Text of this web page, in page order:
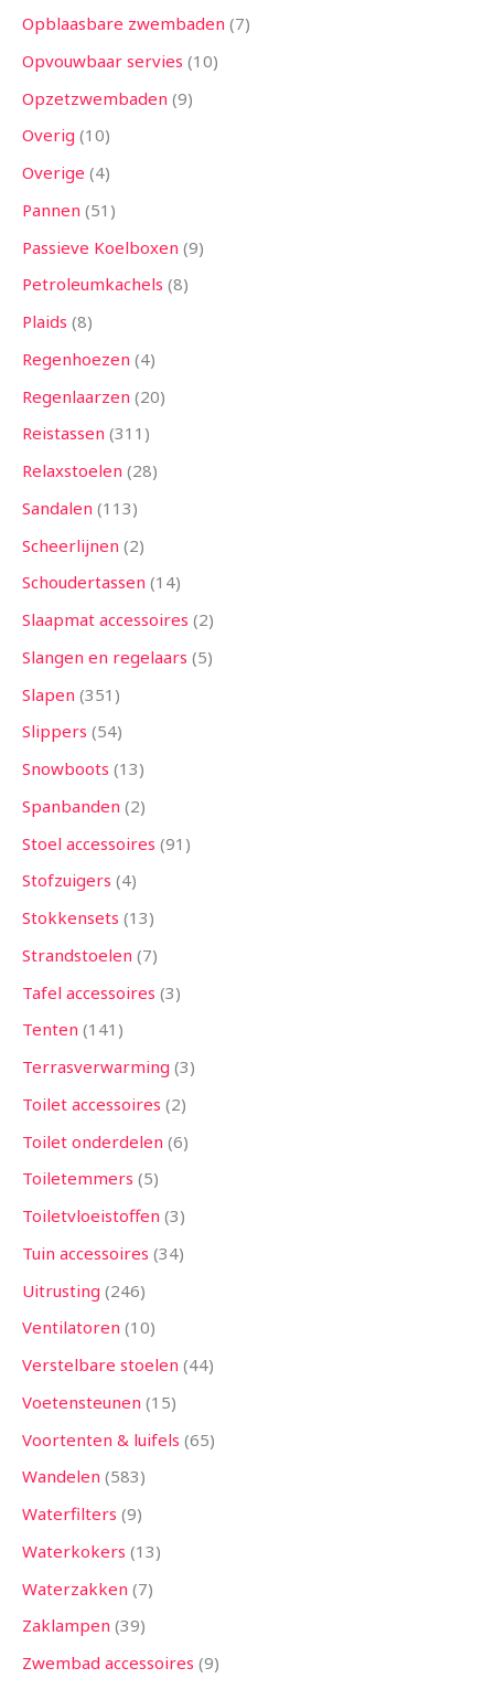
Opblaasbare zwembaden 7
Opvouwbaar servies 10
Opzetzwembaden 9
Overig 10
Overige 4
Pannen 51
Passieve Koelboxen 9
Petroleumkachels 8
Plaids 8
Regenhoezen 4
Regenlaarzen 20
Reistassen 311
Relaxstoelen 28
Sandalen 113
Scheerlijnen 2
Schoudertassen 14
Slaapmat accessoires 2
Slangen en regelaars 5
Slapen 351
Slippers 54
Snowboots 13
Spanbanden 2
Stoel accessoires 91
Stofzuigers 4
Stokkensets 13
Strandstoelen 7
Tafel accessoires 3
Tenten 141
Terrasverwarming 3
Toilet accessoires 2
Toilet onderdelen 6
Toiletemmers 5
Toiletvloeistoffen 3
Tuin accessoires 34
Uitrusting 246
Ventilatoren 10
Verstelbare stoelen 44
Voetensteunen 15
Voortenten & luifels 65
Wandelen 583
Waterfilters 9
Waterkokers 13
Waterzakken 7
Zaklampen 39
Zwembad accessoires 9